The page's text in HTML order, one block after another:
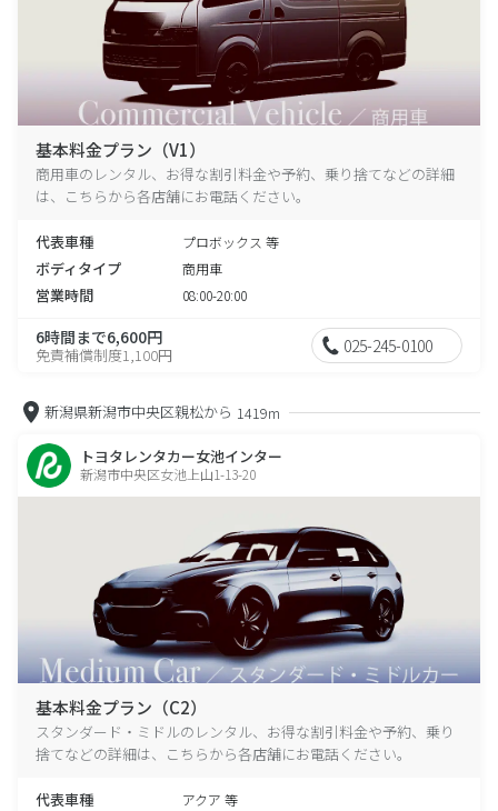
基本料金プラン（V1）
商用車のレンタル、お得な割引料金や予約、乗り捨てなどの詳細
は、こちらから各店舗にお電話ください。
代表車種 プロボックス 等
ボディタイプ 商用車
営業時間 08:00-20:00
6時間まで6,600円
免責補償制度1,100円 025-245-0100
新潟県新潟市中央区親松から 1419m
トヨタレンタカー女池インター
新潟市中央区女池上山1-13-20
基本料金プラン（C2）
スタンダード・ミドルのレンタル、お得な割引料金や予約、乗り
捨てなどの詳細は、こちらから各店舗にお電話ください。
代表車種 アクア 等